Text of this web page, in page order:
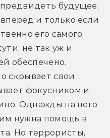
будущее,
и только если
его самого.
не так уж и
обеспечено.
скрывает свои
фокусником и
Однажды на него
нужна помощь в
Но террористы,